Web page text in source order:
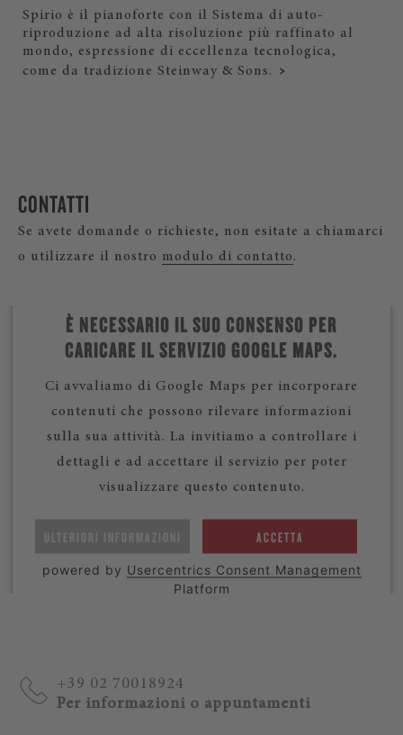
Spirio è il pianoforte con il Sistema di auto-
riproduzione ad alta risoluzione più raffinato al
mondo, espressione di eccellenza tecnologica,
come da tradizione Steinway & Sons.
CONTATTI
Se avete domande o richieste, non esitate a chiamarci
o utilizzare il nostro modulo di contatto.
È NECESSARIO IL SUO CONSENSO PER
CARICARE IL SERVIZIO GOOGLE MAPS.
Ci avvaliamo di Google Maps per incorporare
contenuti che possono rilevare informazioni
sulla sua attività. La invitiamo a controllare i
dettagli e ad accettare il servizio per poter
visualizzare questo contenuto.
ULTERIORI INFORMAZIONI ACCETTA
powered by Usercentrics Consent Management
Platform
+39 02 70018924
Per informazioni o appuntamenti